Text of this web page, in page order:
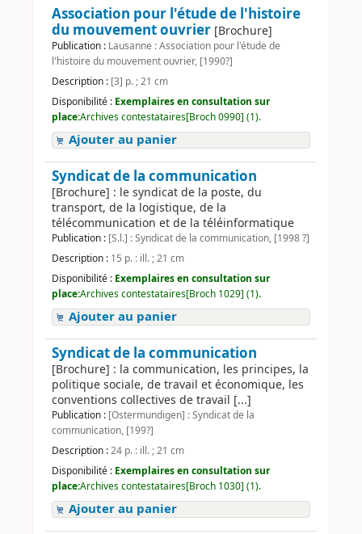
Association pour l'étude de l'histoire
du mouvement ouvrier [Brochure]
Publication : Lausanne : Association pour l'étude de
l'histoire du mouvement ouvrier, [1990?]
Description : [3] p. ; 21 cm
Disponibilité : Exemplaires en consultation sur
place:Archives contestataires[Broch 0990] (1).
Ajouter au panier
Syndicat de la communication
[Brochure] : le syndicat de la poste, du
transport, de la logistique, de la
télécommunication et de la téléinformatique
Publication : [S.l.] : Syndicat de la communication, [1998 ?]
Description : 15 p. : ill. ; 21 cm
Disponibilité : Exemplaires en consultation sur
place:Archives contestataires[Broch 1029] (1).
Ajouter au panier
Syndicat de la communication
[Brochure] : la communication, les principes, la
politique sociale, de travail et économique, les
conventions collectives de travail [...]
Publication : [Ostermundigen] : Syndicat de la
communication, [199?]
Description :24 p. : ill. ; 21 cm
Disponibilité : Exemplaires en consultation sur
place:Archives contestataires[Broch 1030] (1).
Ajouter au panier